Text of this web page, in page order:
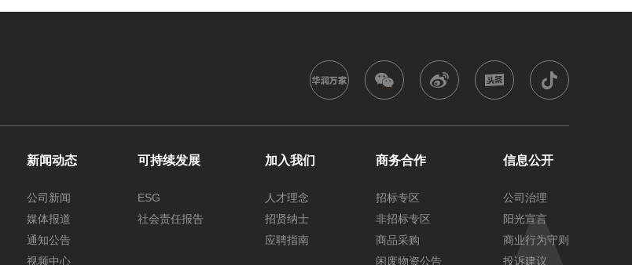
新闻动态
公司新闻
媒体报道
通知公告
视频中心
可持续发展
ESG
社会责任报告
加入我们
人才理念
招贤纳士
应聘指南
商务合作
招标专区
非招标专区
商品采购
闲废物资公告
信息公开
公司治理
阳光宣言
商业行为守则
投诉建议